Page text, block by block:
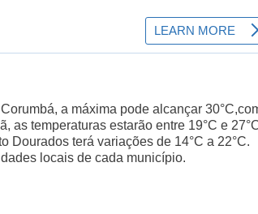
a máxima pode alcançar
as temperaturas estarão entre 19°C e
Dourados terá variações de 14°C a 22°C.
locais de cada município.